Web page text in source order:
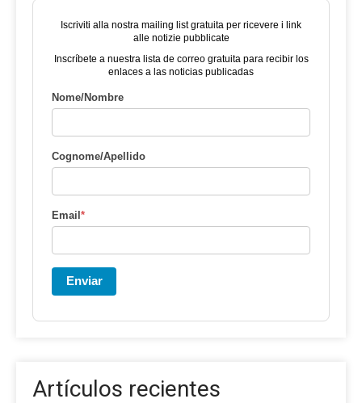
Iscriviti alla nostra mailing list gratuita per ricevere i link
alle notizie pubblicate
Inscríbete a nuestra lista de correo gratuita para recibir los
enlaces a las noticias publicadas
Nome/Nombre
Cognome/Apellido
Email*
Enviar
Artículos recientes